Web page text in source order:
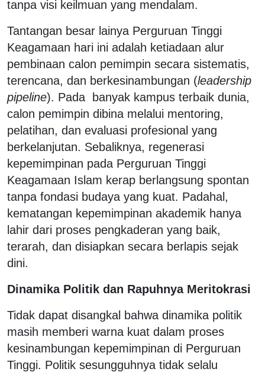
tanpa visi keilmuan yang mendalam.
Tantangan besar lainya Perguruan Tinggi
Keagamaan hari ini adalah ketiadaan alur
pembinaan calon pemimpin secara sistematis,
terencana, dan berkesinambungan (leadership
pipeline). Pada banyak kampus terbaik dunia,
calon pemimpin dibina melalui mentoring,
pelatihan, dan evaluasi profesional yang
berkelanjutan. Sebaliknya, regenerasi
kepemimpinan pada Perguruan Tinggi
Keagamaan Islam kerap berlangsung spontan
tanpa fondasi budaya yang kuat. Padahal,
kematangan kepemimpinan akademik hanya
lahir dari proses pengkaderan yang baik,
terarah, dan disiapkan secara berlapis sejak
dini.
Dinamika Politik dan Rapuhnya Meritokrasi
Tidak dapat disangkal bahwa dinamika politik
masih memberi warna kuat dalam proses
kesinambungan kepemimpinan di Perguruan
Tinggi. Politik sesungguhnya tidak selalu